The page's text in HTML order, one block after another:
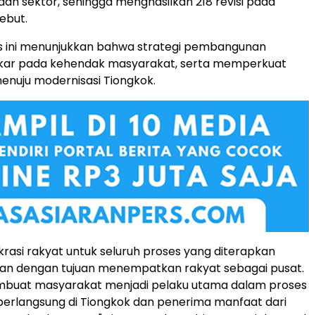
ini menunjukkan bahwa strategi pembangunan
pada kehendak masyarakat, serta memperkuat
modernisasi Tiongkok.
rakyat untuk seluruh proses yang diterapkan
dengan tujuan menempatkan rakyat sebagai pusat.
masyarakat menjadi pelaku utama dalam proses
di Tiongkok dan penerima manfaat dari